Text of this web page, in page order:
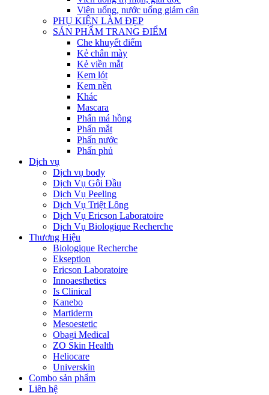
Viên uống, nước uống giảm cân
PHỤ KIỆN LÀM ĐẸP
SẢN PHẨM TRANG ĐIỂM
Che khuyết điểm
Kẻ chân mày
Kẻ viền mắt
Kem lót
Kem nền
Khác
Mascara
Phấn má hồng
Phấn mắt
Phấn nước
Phấn phủ
Dịch vụ
Dịch vụ body
Dịch Vụ Gội Đầu
Dịch Vụ Peeling
Dịch Vụ Triệt Lông
Dịch Vụ Ericson Laboratoire
Dịch Vụ Biologique Recherche
Thương Hiệu
Biologique Recherche
Ekseption
Ericson Laboratoire
Innoaesthetics
Is Clinical
Kanebo
Martiderm
Mesoestetic
Obagi Medical
ZO Skin Health
Heliocare
Universkin
Combo sản phẩm
Liên hệ